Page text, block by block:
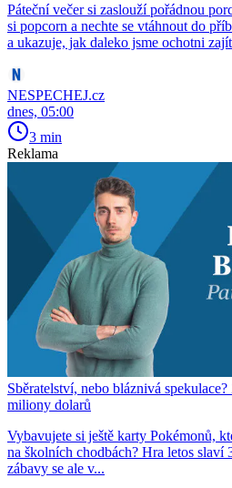
Páteční večer si zaslouží pořádnou
si popcorn a nechte se vtáhnout do
a ukazuje, jak daleko jsme ochotni
NESPECHEJ.cz
dnes, 05:00
3 min
Reklama
Sběratelství, nebo bláznivá
miliony dolarů
Vybavujete si ještě karty Pokémonů,
na školních chodbách? Hra letos slaví
zábavy se ale v...